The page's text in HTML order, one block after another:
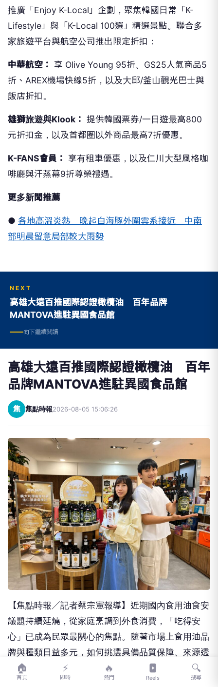
推廣「Enjoy K-Local」企劃，聚焦韓國日常「K-
Lifestyle」與「K-Local 100選」精選景點。聯合多
家旅遊平台與航空公司推出限定折扣：
中華航空：
享 Olive Young 95折、GS25人氣商品5
折、AREX機場快線5折，以及大邱/釜山觀光巴士與
飯店折扣。
雄獅旅遊與Klook： 提供韓國票券/一日遊最高800
元折扣金，以及首都圈以外商品最高7折優惠。
K-FANS會員：
享有租車優惠，以及仁川大型風格咖
啡廳與汗蒸幕9折尊榮禮遇。
更多新聞推薦
● 各地高溫炎熱 晚起白海豚外圍雲系接近 中南
部明晨留意局部較大雨勢
NEXT
高雄大遠百推國際認證橄欖油 百年品牌
MANTOVA進駐異國食品館
向下繼續閱讀
高雄大遠百推國際認證橄欖油 百年
品牌MANTOVA進駐異國食品館
焦 焦點時報2026-08-05 15:06:26
【焦點時報／記者蔡宗憲報導】近期國內食用油食安
議題持續延燒，從家庭烹調到外食消費，「吃得安
心」已成為民眾最關心的焦點。隨著市場上食用油品
牌與種類日益多元，如何挑選具備品質保障、來源透
明及安全認證的產品，也成為消費者採購時的重要依
據。因應這股趨勢，高雄大遠百地下一樓異國食品館
🏠
首頁
⚡
即時
🔥
熱門 Reels
🔍
搜尋